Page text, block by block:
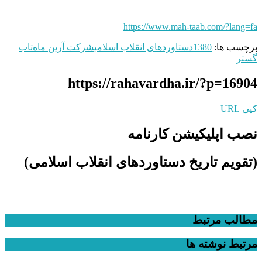
https://www.mah-taab.com/?lang=fa
برچسب ها: 1380دستاوردهای انقلاب اسلامیشرکت آرین ماه‌تاب
گستر
https://rahavardha.ir/?p=16904
کپی URL
نصب اپلیکیشن کارنامه
(تقویم تاریخ دستاوردهای انقلاب اسلامی​)
مطالب مرتبط
مرتبط نوشته ها